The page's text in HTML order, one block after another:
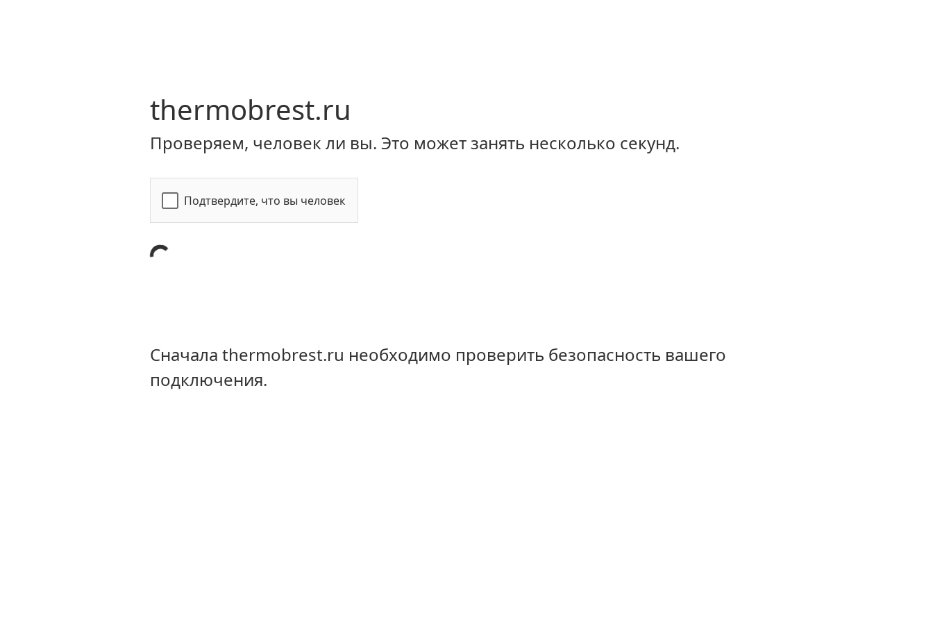
thermobrest.ru
Проверяем, человек ли вы. Это может занять несколько секунд.
Подтвердите, что вы человек
Сначала thermobrest.ru необходимо проверить безопасность вашего
подключения.